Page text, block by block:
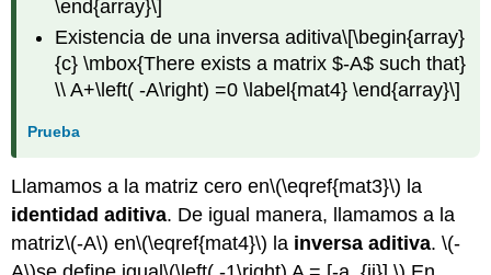
\end{array}\]
Existencia de una inversa aditiva\[\begin{array}
{c} \mbox{There exists a matrix $-A$ such that}
\\ A+\left( -A\right) =0 \label{mat4} \end{array}\]
Prueba
Llamamos a la matriz cero en\(\eqref{mat3}\) la
identidad aditiva. De igual manera, llamamos a la
matriz\(-A\) en\(\eqref{mat4}\) la inversa aditiva.\(-